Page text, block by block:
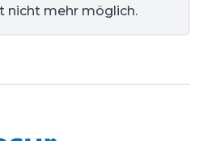
nicht mehr möglich.